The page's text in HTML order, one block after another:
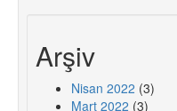
Arşiv
Nisan 2022 (3)
Mart 2022 (3)